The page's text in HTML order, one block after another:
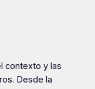
contexto y las
Desde la